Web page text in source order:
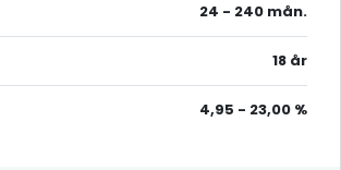
24 - 240 mån.
18 år
4,95 - 23,00 %